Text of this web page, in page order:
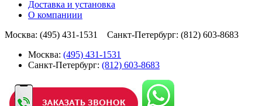
Доставка и установка
О компаниии
Москва: (495) 431-1531 Санкт-Петербург: (812) 603-8683
Москва: (495) 431-1531
Санкт-Петербург: (812) 603-8683